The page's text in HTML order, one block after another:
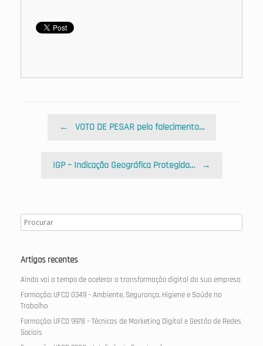
← VOTO DE PESAR pelo falecimento…
IGP – Indicação Geográfica Protegida… →
Artigos recentes
Ainda vai a tempo de acelerar a transformação digital da sua empresa
Formação: UFCD 0349 – Ambiente, Segurança, Higiene e Saúde no
Trabalho
Formação: UFCD 9978 – Técnicas de Marketing Digital e Gestão de Redes
Sociais